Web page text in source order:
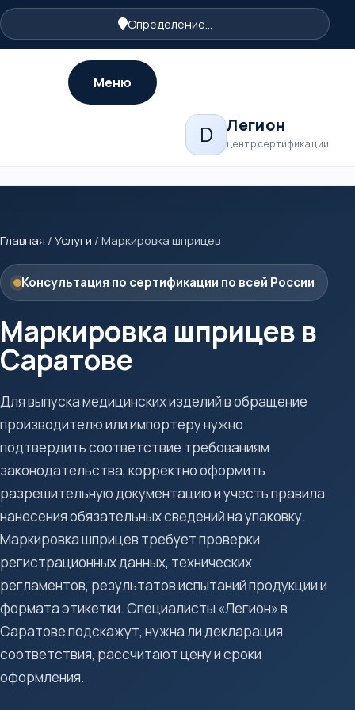
Определение...
D Легион
центр сертификации
Меню
Главная / Услуги / Маркировка шприцев
Консультация по сертификации по всей России
Маркировка шприцев в
Саратове
Для выпуска медицинских изделий в обращение
производителю или импортеру нужно
подтвердить соответствие требованиям
законодательства, корректно оформить
разрешительную документацию и учесть правила
нанесения обязательных сведений на упаковку.
Маркировка шприцев требует проверки
регистрационных данных, технических
регламентов, результатов испытаний продукции и
формата этикетки. Специалисты «Легион» в
Саратове подскажут, нужна ли декларация
соответствия, рассчитают цену и сроки
оформления.